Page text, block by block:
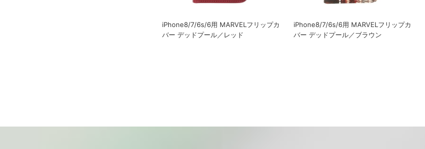
iPhone8/7/6s/6用 MARVELフリップカ
バー デッドプール／レッド
iPhone8/7/6s/6用 MARVELフリップカ
バー デッドプール／ブラウン